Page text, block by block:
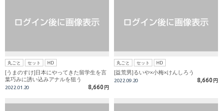
丸ごと セット HD
[うまのすけ]日本にやってきた留学生を言
葉巧みに誘い込みアナルを狙う
2022.01.20 8,660 円
丸ごと セット HD
[益荒男]るいや×小梅×けんしろう
2022.09.20 8,660 円